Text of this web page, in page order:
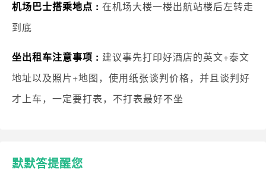
机场巴士搭乘地点 : 在机场大楼一楼出航站楼后左转走
到底
坐出租车注意事项 : 建议事先打印好酒店的英文+泰文
地址以及照片+地图，使用纸张谈判价格，并且谈判好
才上车，一定要打表，不打表最好不坐
默默答提醒您